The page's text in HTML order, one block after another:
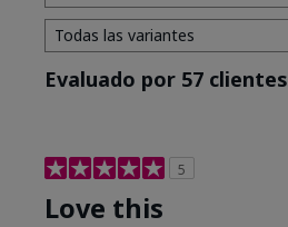
Evaluado por 57 clientes
5
Love this